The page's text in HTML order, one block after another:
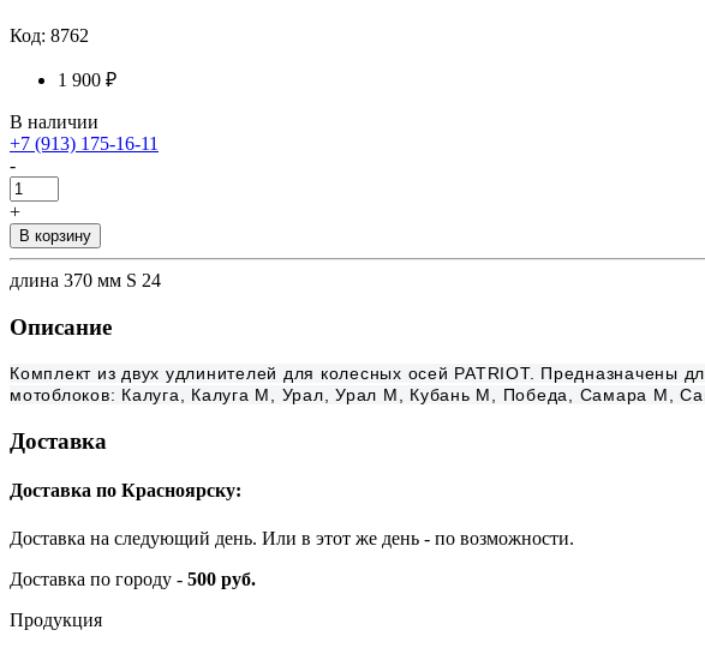
Код: 8762
1 900 ₽
В наличии
+7 (913) 175-16-11
-
+
В корзину
длина 370 мм S 24
Описание
Комплект из двух удлинителей для колесных осей PATRIOT. Предназначены
мотоблоков: Калуга, Калуга М, Урал, Урал М, Кубань М, Победа, Самара М,
Доставка
Доставка по Красноярску:
Доставка на следующий день. Или в этот же день - по возможности.
Доставка по городу - 500 руб.
Продукция